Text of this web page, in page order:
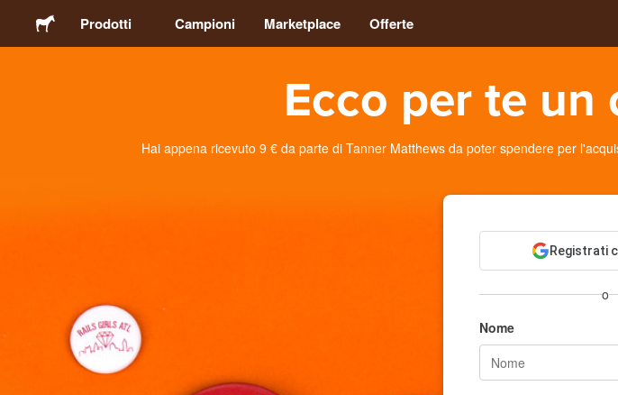
Prodotti
Etichette
Packaging
Abbigliamento
Campioni Marketplace Offerte
Ecco per te
Hai appena ricevuto 9 € da parte di Tanner Matthews da poter spendere per
Registrati
o
Nome